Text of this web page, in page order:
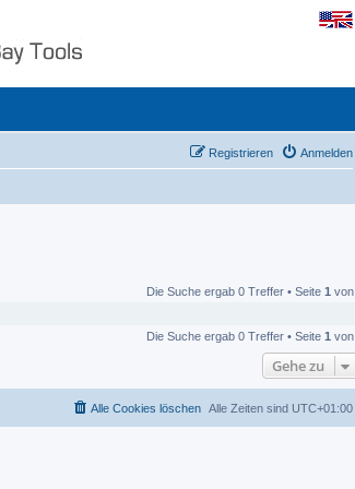
Anmelden
Registrieren
Die Suche ergab 0 Treffer • Seite 1 von
Die Suche ergab 0 Treffer • Seite 1 von
Gehe zu
Alle Zeiten sind UTC+01:00
Alle Cookies löschen